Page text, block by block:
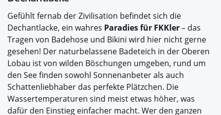
Gefühlt fernab der Zivilisation befindet sich die
Dechantlacke, ein wahres Paradies für FKKler– das
Tragen von Badehose und Bikini wird hier nicht gerne
gesehen! Der naturbelassene Badeteich in der Oberen
Lobau ist von wilden Böschungen umgeben, rund um
den See finden sowohl Sonnenanbeter als auch
Schattenliebhaber das perfekte Plätzchen. Die
Wassertemperaturen sind meist etwas höher, was
dafür den Einstieg einfacher macht. Wer den ganzen